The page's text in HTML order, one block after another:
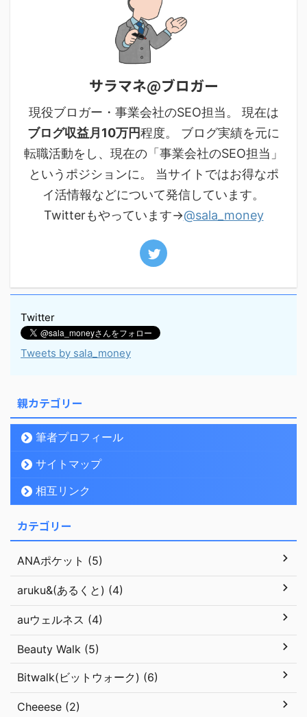
サラマネ@ブロガー
現役ブロガー・事業会社のSEO担当。 現在は
ブログ収益月10万円程度。 ブログ実績を元に
転職活動をし、現在の「事業会社のSEO担当」
というポジションに。 当サイトではお得なポ
イ活情報などについて発信しています。
Twitterもやっています→@sala_money
Twitter
Tweets by sala_money
親カテゴリー
筆者プロフィール
サイトマップ
相互リンク
カテゴリー
ANAポケット (5)
aruku&(あるくと) (4)
auウェルネス (4)
Beauty Walk (5)
Bitwalk(ビットウォーク) (6)
Cheeese (2)